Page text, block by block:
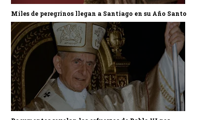
Miles de peregrinos llegan a Santiago en su Año Santo